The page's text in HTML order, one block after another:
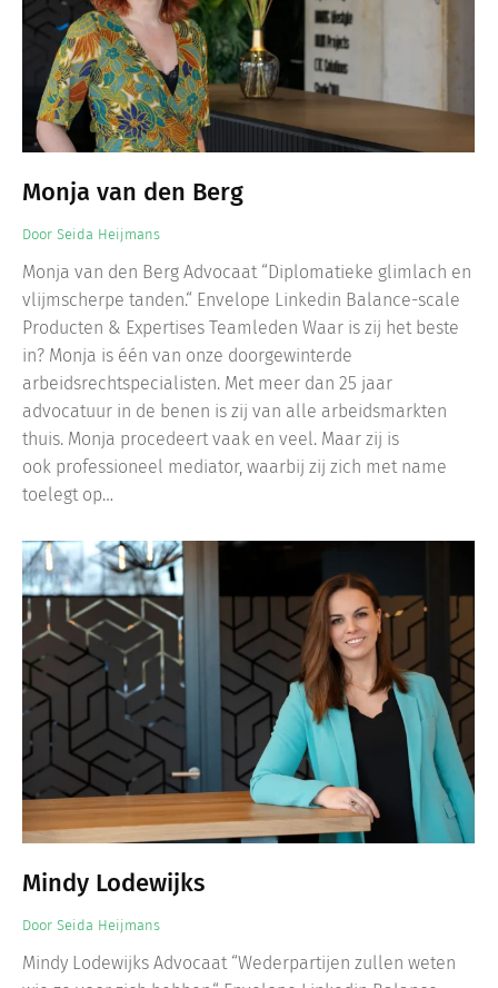
Monja van den Berg
Door Seida Heijmans
Monja van den Berg Advocaat “Diplomatieke glimlach en
vlijmscherpe tanden.“ Envelope Linkedin Balance-scale
Producten & Expertises Teamleden Waar is zij het beste
in? Monja is één van onze doorgewinterde
arbeidsrechtspecialisten. Met meer dan 25 jaar
advocatuur in de benen is zij van alle arbeidsmarkten
thuis. Monja procedeert vaak en veel. Maar zij is
ook professioneel mediator, waarbij zij zich met name
toelegt op…
Mindy Lodewijks
Door Seida Heijmans
Mindy Lodewijks Advocaat “Wederpartijen zullen weten